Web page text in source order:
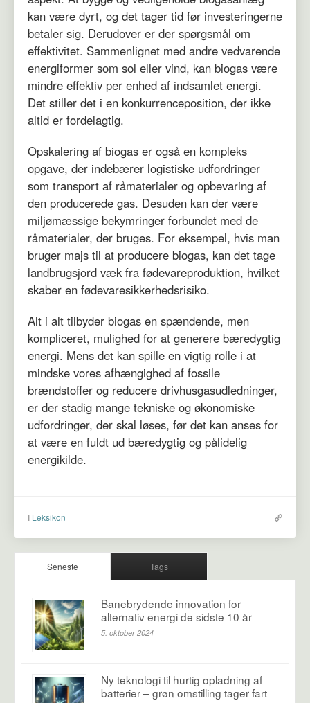
kan være dyrt, og det tager tid før investeringerne
betaler sig. Derudover er der spørgsmål om
effektivitet. Sammenlignet med andre vedvarende
energiformer som sol eller vind, kan biogas være
mindre effektiv per enhed af indsamlet energi.
Det stiller det i en konkurrenceposition, der ikke
altid er fordelagtig.
Opskalering af biogas er også en kompleks
opgave, der indebærer logistiske udfordringer
som transport af råmaterialer og opbevaring af
den producerede gas. Desuden kan der være
miljømæssige bekymringer forbundet med de
råmaterialer, der bruges. For eksempel, hvis man
bruger majs til at producere biogas, kan det tage
landbrugsjord væk fra fødevareproduktion, hvilket
skaber en fødevaresikkerhedsrisiko.
Alt i alt tilbyder biogas en spændende, men
kompliceret, mulighed for at generere bæredygtig
energi. Mens det kan spille en vigtig rolle i at
mindske vores afhængighed af fossile
brændstoffer og reducere drivhusgasudledninger,
er der stadig mange tekniske og økonomiske
udfordringer, der skal løses, før det kan anses for
at være en fuldt ud bæredygtig og pålidelig
energikilde.
I Leksikon
Seneste Tags
Banebrydende innovation for
alternativ energi de sidste 10 år
5. oktober 2024
Ny teknologi til hurtig opladning af
batterier – grøn omstilling tager fart